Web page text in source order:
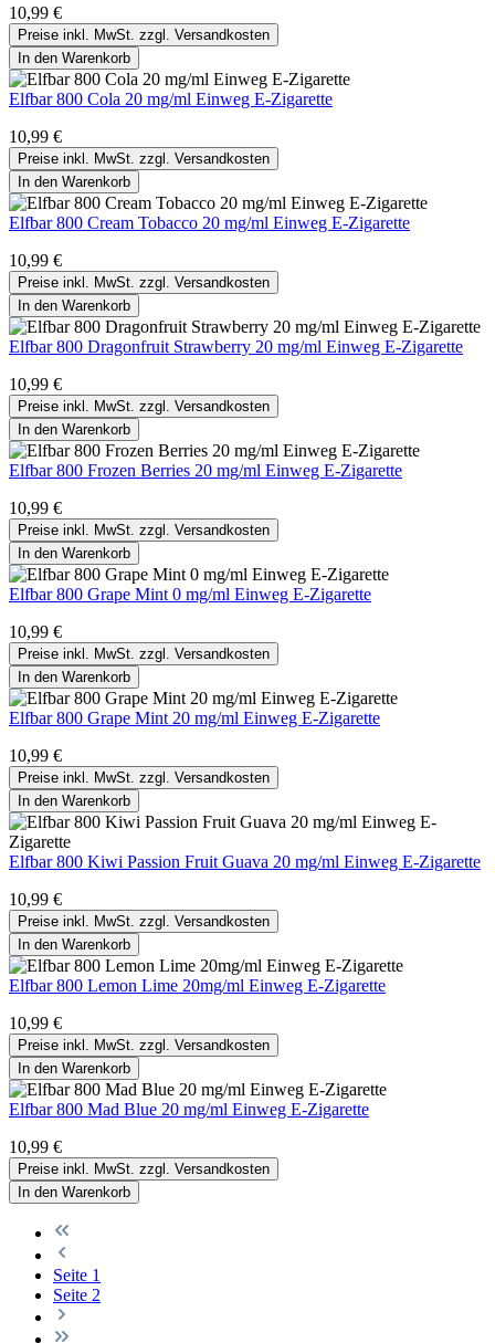
10,99 €
Preise inkl. MwSt. zzgl. Versandkosten
In den Warenkorb
Elfbar 800 Cola 20 mg/ml Einweg E-Zigarette
10,99 €
Preise inkl. MwSt. zzgl. Versandkosten
In den Warenkorb
Elfbar 800 Cream Tobacco 20 mg/ml Einweg E-Zigarette
10,99 €
Preise inkl. MwSt. zzgl. Versandkosten
In den Warenkorb
Elfbar 800 Dragonfruit Strawberry 20 mg/ml Einweg E-Zigarette
10,99 €
Preise inkl. MwSt. zzgl. Versandkosten
In den Warenkorb
Elfbar 800 Frozen Berries 20 mg/ml Einweg E-Zigarette
10,99 €
Preise inkl. MwSt. zzgl. Versandkosten
In den Warenkorb
Elfbar 800 Grape Mint 0 mg/ml Einweg E-Zigarette
10,99 €
Preise inkl. MwSt. zzgl. Versandkosten
In den Warenkorb
Elfbar 800 Grape Mint 20 mg/ml Einweg E-Zigarette
10,99 €
Preise inkl. MwSt. zzgl. Versandkosten
In den Warenkorb
Elfbar 800 Kiwi Passion Fruit Guava 20 mg/ml Einweg E-Zigarette
10,99 €
Preise inkl. MwSt. zzgl. Versandkosten
In den Warenkorb
Elfbar 800 Lemon Lime 20mg/ml Einweg E-Zigarette
10,99 €
Preise inkl. MwSt. zzgl. Versandkosten
In den Warenkorb
Elfbar 800 Mad Blue 20 mg/ml Einweg E-Zigarette
10,99 €
Preise inkl. MwSt. zzgl. Versandkosten
In den Warenkorb
Seite 1
Seite 2